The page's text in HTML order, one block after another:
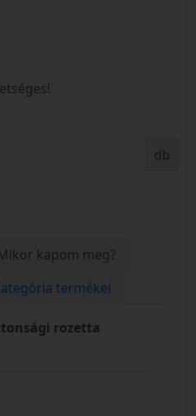
db
kapom meg?
termékei
rozetta